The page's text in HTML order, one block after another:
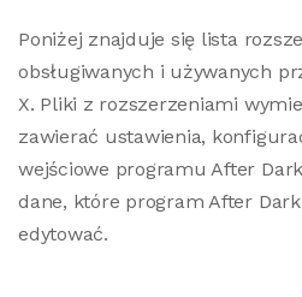
Poniżej znajduje się lista
obsługiwanych i używanych
X. Pliki z rozszerzeniami
zawierać ustawienia,
wejściowe programu After
dane, które program After
edytować.